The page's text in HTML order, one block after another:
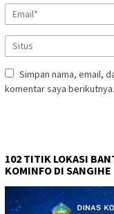
Simpan nama, email,
komentar saya berikutnya.
102 TITIK LOKASI
KOMINFO DI SANGIHE